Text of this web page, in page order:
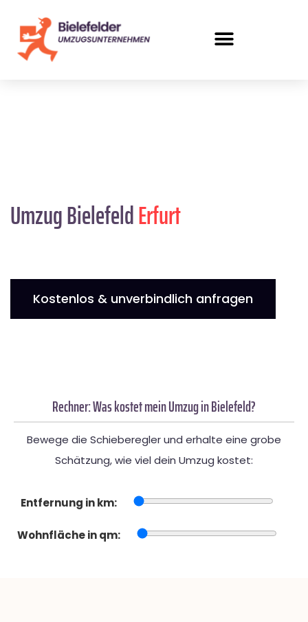
Umzug BielefeldErfurt
Kostenlos & unverbindlich anfragen
Rechner: Was kostet mein Umzug in Bielefeld?
Bewege die Schieberegler und erhalte eine grobe
Schätzung, wie viel dein Umzug kostet:
Entfernung in km:
Wohnfläche in qm: